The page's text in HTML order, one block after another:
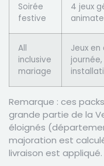
Soirée
festive
4 jeux
All
inclusive
mariage
Jeux
Remarque : ces
grande partie de la
éloignés
majoration est
livraison est appliqué.